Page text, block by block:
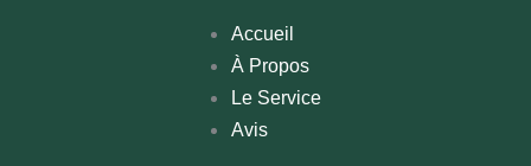
Accueil
À Propos
Le Service
Avis